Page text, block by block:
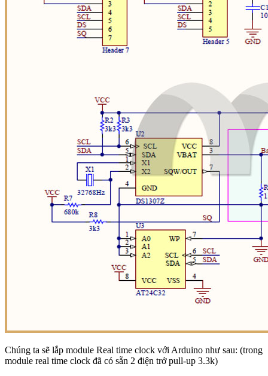
Chúng ta sẽ lắp module Real time clock với Arduino như sau: (trong
module real time clock đã có sẵn 2 điện trở pull-up 3.3k)